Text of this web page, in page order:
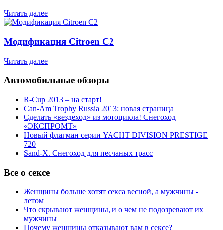
Читать далее
Модификация Citroen С2
Читать далее
Автомобильные обзоры
R-Cup 2013 – на старт!
Can-Am Trophy Russia 2013: новая страница
Сделать «вездеход» из мотоцикла! Снегоход
«ЭКСПРОМТ»
Новый флагман серии YACHT DIVISION PRESTIGE
720
Sand-X. Снегоход для песчаных трасс
Все о сексе
Женщины больше хотят секса весной, а мужчины -
летом
Что скрывают женщины, и о чем не подозревают их
мужчины
Почему женщины отказывают вам в сексе?